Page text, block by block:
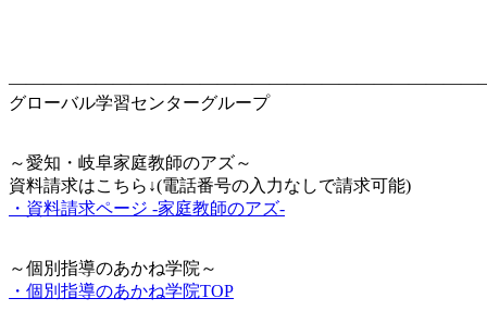
グローバル学習センターグループ
～愛知・岐阜家庭教師のアズ～
資料請求はこちら↓(電話番号の入力なしで請求可能)
・資料請求ページ -家庭教師のアズ-
～個別指導のあかね学院～
・個別指導のあかね学院TOP